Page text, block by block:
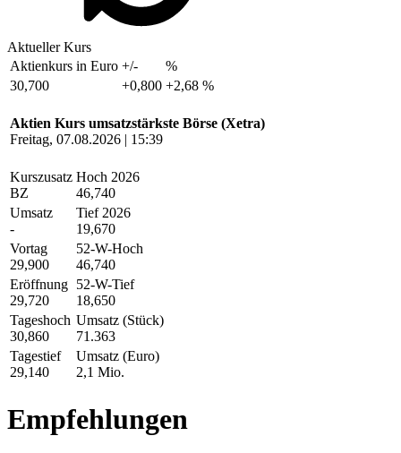
Aktueller Kurs
Aktienkurs in Euro +/-
%
30,700
+0,800 +2,68 %
Aktien Kurs umsatzstärkste Börse (Xetra)
Freitag, 07.08.2026 | 15:39
Kurszusatz
BZ
Hoch 2026
46,740
Umsatz
-
Tief 2026
19,670
Vortag
29,900
52-W-Hoch
46,740
Eröffnung
29,720
52-W-Tief
18,650
Tageshoch
30,860
Umsatz (Stück)
71.363
Tagestief
29,140
Umsatz (Euro)
2,1 Mio.
Empfehlungen